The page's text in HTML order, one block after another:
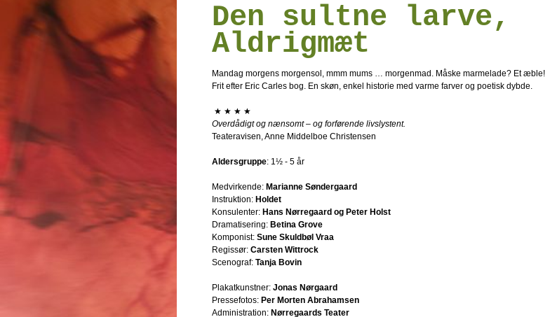
Den sultne larve,
Aldrigmæt
Mandag morgens morgensol, mmm mums … morgenmad. Måske marmelade? Et æble!
Frit efter Eric Carles bog. En skøn, enkel historie med varme farver og poetisk dybde.
★ ★ ★ ★
Overdådigt og nænsomt – og forførende livslystent.
Teateravisen, Anne Middelboe Christensen
Aldersgruppe: 1½ - 5 år
Medvirkende: Marianne Søndergaard
Instruktion: Holdet
Konsulenter: Hans Nørregaard og Peter Holst
Dramatisering: Betina Grove
Komponist: Sune Skuldbøl Vraa
Regissør: Carsten Wittrock
Scenograf: Tanja Bovin
Plakatkunstner: Jonas Nørgaard
Pressefotos: Per Morten Abrahamsen
Administration: Nørregaards Teater